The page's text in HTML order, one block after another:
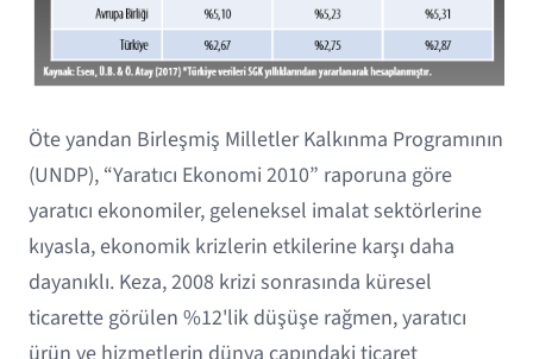
Öte yandan Birleşmiş Milletler Kalkınma Programının
(UNDP), “Yaratıcı Ekonomi 2010” raporuna göre
yaratıcı ekonomiler, geleneksel imalat sektörlerine
kıyasla, ekonomik krizlerin etkilerine karşı daha
dayanıklı. Keza, 2008 krizi sonrasında küresel
ticarette görülen %12'lik düşüşe rağmen, yaratıcı